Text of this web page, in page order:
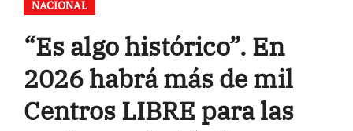
NACIONAL
“Es algo histórico”. En
2026 habrá más de mil
Centros LIBRE para las